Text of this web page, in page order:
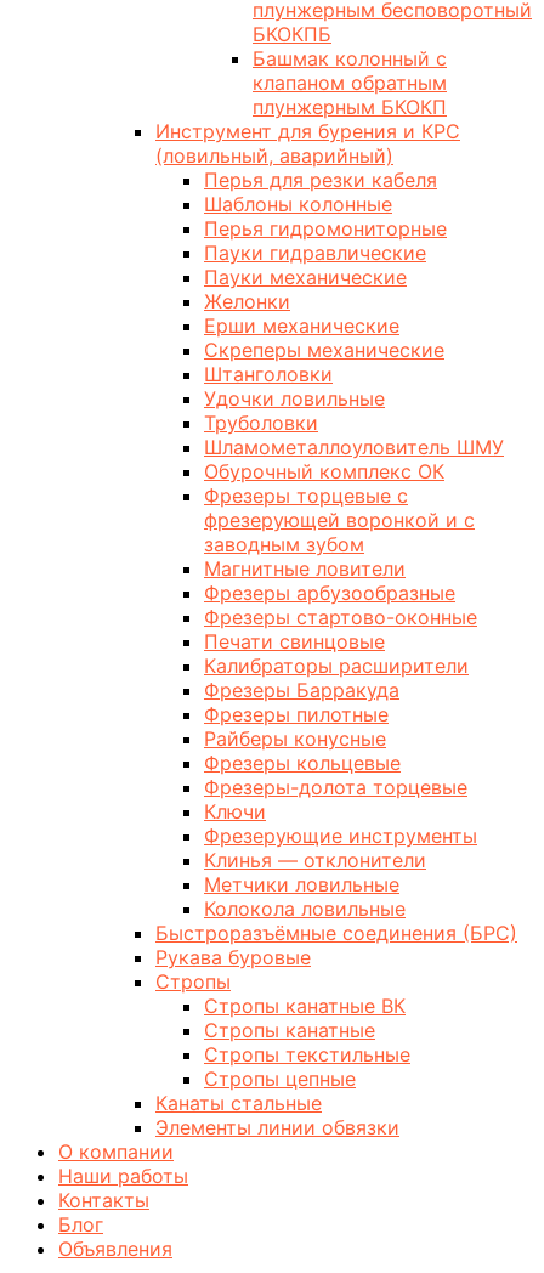
плунжерным бесповоротный
БКОКПБ
Башмак колонный с
клапаном обратным
плунжерным БКОКП
Инструмент для бурения и КРС
(ловильный, аварийный)
Перья для резки кабеля
Шаблоны колонные
Перья гидромониторные
Пауки гидравлические
Пауки механические
Желонки
Ерши механические
Скреперы механические
Штанголовки
Удочки ловильные
Труболовки
Шламометаллоуловитель ШМУ
Обурочный комплекс ОК
Фрезеры торцевые с
фрезерующей воронкой и с
заводным зубом
Магнитные ловители
Фрезеры арбузообразные
Фрезеры стартово-оконные
Печати свинцовые
Калибраторы расширители
Фрезеры Барракуда
Фрезеры пилотные
Райберы конусные
Фрезеры кольцевые
Фрезеры-долота торцевые
Ключи
Фрезерующие инструменты
Клинья — отклонители
Метчики ловильные
Колокола ловильные
Быстроразъёмные соединения (БРС)
Рукава буровые
Стропы
Стропы канатные ВК
Стропы канатные
Стропы текстильные
Стропы цепные
Канаты стальные
Элементы линии обвязки
О компании
Наши работы
Контакты
Блог
Объявления